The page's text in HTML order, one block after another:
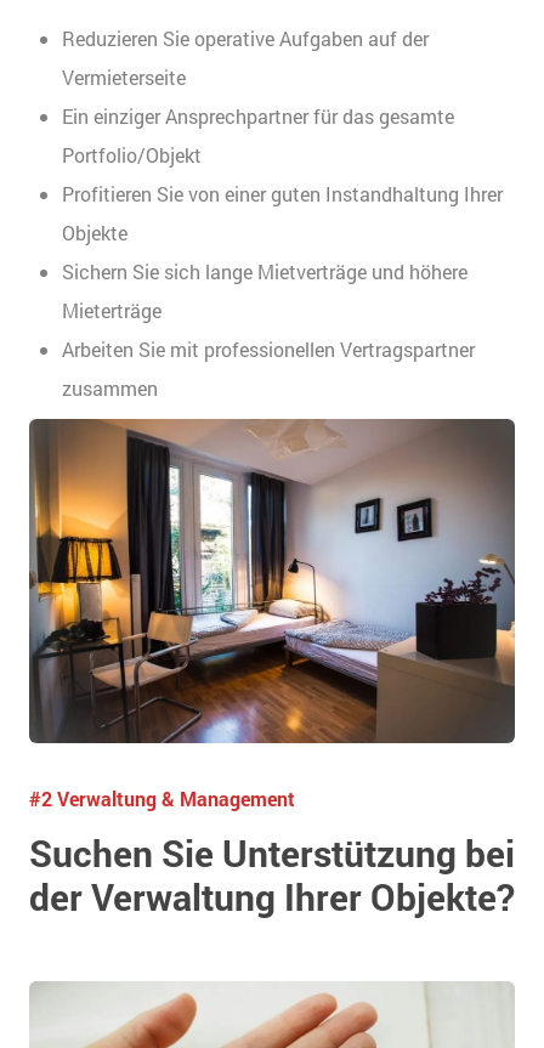
Reduzieren Sie operative Aufgaben auf der
Vermieterseite
Ein einziger Ansprechpartner für das gesamte
Portfolio/Objekt
Profitieren Sie von einer guten Instandhaltung Ihrer
Objekte
Sichern Sie sich lange Mietverträge und höhere
Mieterträge
Arbeiten Sie mit professionellen Vertragspartner
zusammen
#2 Verwaltung & Management
Suchen Sie Unterstützung bei
der Verwaltung Ihrer Objekte?